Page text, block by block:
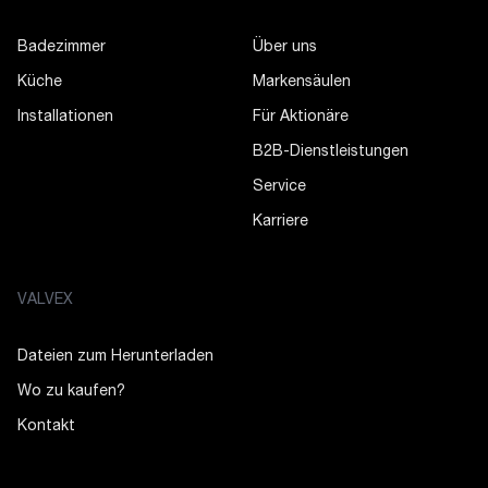
Badezimmer
Küche
Installationen
Über uns
Markensäulen
Für Aktionäre
B2B-Dienstleistungen
Service
Karriere
VALVEX
Dateien zum Herunterladen
Wo zu kaufen?
Kontakt